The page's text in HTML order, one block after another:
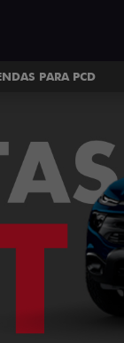
PARA PCD